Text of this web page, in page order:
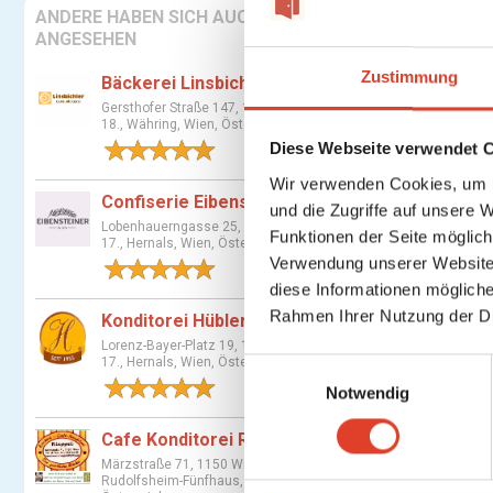
Zustimmung
Diese Webseite verwendet
Wir verwenden Cookies,
und die Zugriffe auf unsere
Funktionen der Seite
Verwendung unserer
diese Informationen
Rahmen Ihrer Nutzung der
E
n
w
Notwendig
ANDERE HABEN SICH AUCH
ANGESEHEN
Bäckerei Linsbichler
Gersthofer Straße 147, 1180 Wien
18., Währing, Wien, Österreich
1 Bewertung
Confiserie Eibensteiner
Lobenhauerngasse 25, 1170 Wien
17., Hernals, Wien, Österreich
1 Bewertung
Konditorei Hübler
Lorenz-Bayer-Platz 19, 1170 Wien
17., Hernals, Wien, Österreich
Cafe Konditorei Rieppel
Märzstraße 71, 1150 Wien 15.,
Rudolfsheim-Fünfhaus, Wien,
Suche für
2